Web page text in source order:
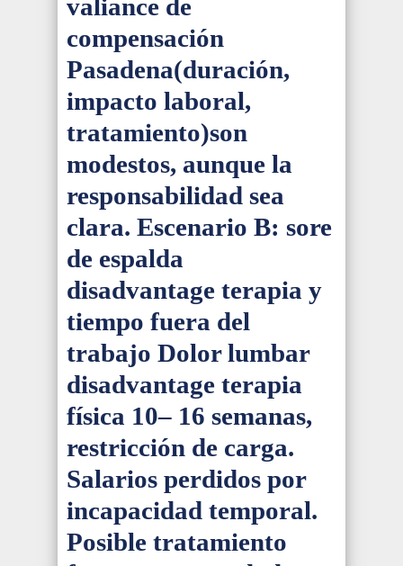
valiance de
compensación
Pasadena(duración,
impacto laboral,
tratamiento)son
modestos, aunque la
responsabilidad sea
clara. Escenario B: sore
de espalda
disadvantage terapia y
tiempo fuera del
trabajo Dolor lumbar
disadvantage terapia
física 10– 16 semanas,
restricción de carga.
Salarios perdidos por
incapacidad temporal.
Posible tratamiento